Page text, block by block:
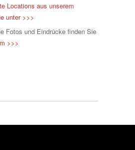
Locations aus unserem
unter >>>
Fotos und Eindrücke finden Sie
>>>